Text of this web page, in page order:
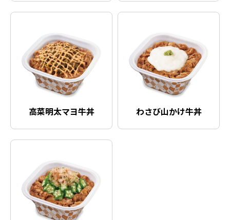
高菜明太マヨ牛丼 わさび山かけ牛丼